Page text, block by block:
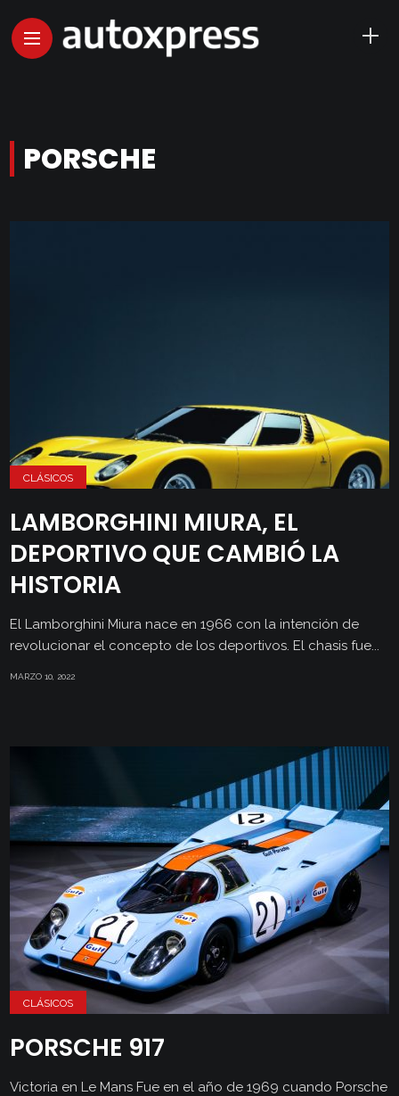
PORSCHE
CLÁSICOS
LAMBORGHINI MIURA, EL
DEPORTIVO QUE CAMBIÓ LA
HISTORIA
El Lamborghini Miura nace en 1966 con la intención de
revolucionar el concepto de los deportivos. El chasis fue...
MARZO 10, 2022
CLÁSICOS
PORSCHE 917
Victoria en Le Mans Fue en el año de 1969 cuando Porsche